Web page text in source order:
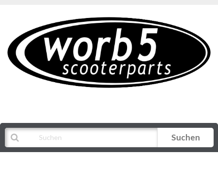
Suchen